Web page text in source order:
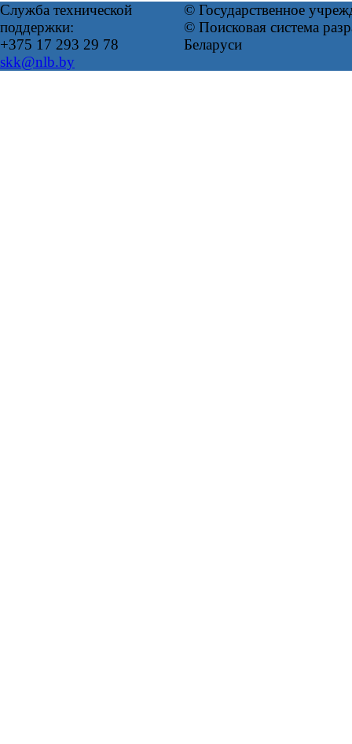
Служба технической
поддержки:
+375 17 293 29 78
skk@nlb.by
© Государственное
© Поисковая система
Беларуси